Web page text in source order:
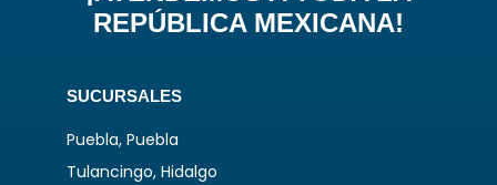
REPÚBLICA MEXICANA!
SUCURSALES
Puebla, Puebla
Tulancingo, Hidalgo